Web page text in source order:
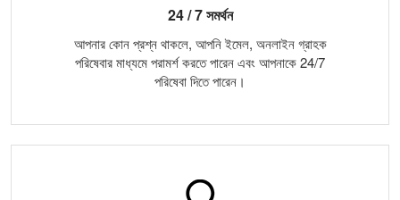
24 / 7 সমর্থন
আপনার কোন প্রশ্ন থাকলে, আপনি ইমেল, অনলাইন গ্রাহক
পরিষেবার মাধ্যমে পরামর্শ করতে পারেন এবং আপনাকে 24/7
পরিষেবা দিতে পারেন।